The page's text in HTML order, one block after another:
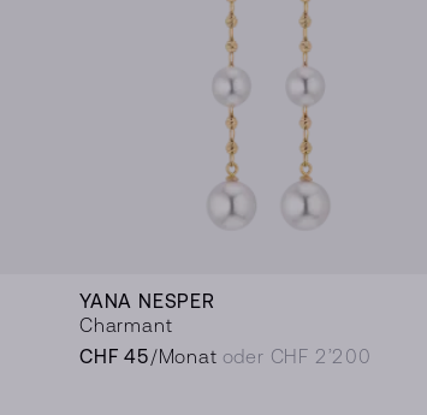
YANA NESPER
Charmant
CHF 45/Monat oder CHF 2’200